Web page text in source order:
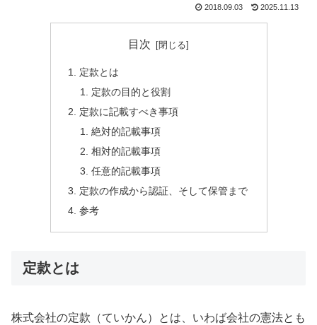
2018.09.03 2025.11.13
目次
定款とは
定款の目的と役割
定款に記載すべき事項
絶対的記載事項
相対的記載事項
任意的記載事項
定款の作成から認証、そして保管まで
参考
定款とは
株式会社の定款（ていかん）とは、いわば会社の憲法とも